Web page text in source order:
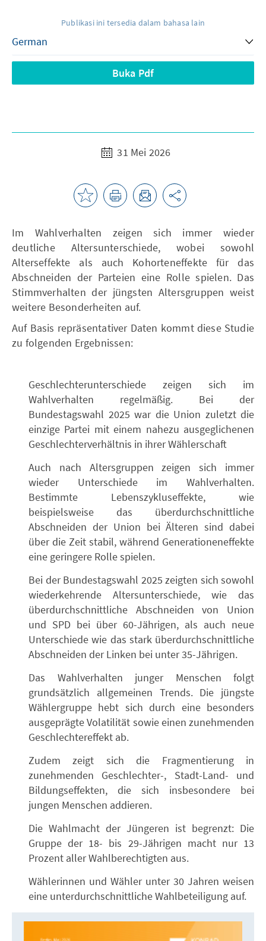
Publikasi ini tersedia dalam bahasa lain
Buka Pdf
31 Mei 2026
Im Wahlverhalten zeigen sich immer wieder
deutliche Altersunterschiede, wobei sowohl
Alterseffekte als auch Kohorteneffekte für das
Abschneiden der Parteien eine Rolle spielen. Das
Stimmverhalten der jüngsten Altersgruppen weist
weitere Besonderheiten auf.
Auf Basis repräsentativer Daten kommt diese Studie
zu folgenden Ergebnissen:
Geschlechterunterschiede zeigen sich im
Wahlverhalten regelmäßig. Bei der
Bundestagswahl 2025 war die Union zuletzt die
einzige Partei mit einem nahezu ausgeglichenen
Geschlechterverhältnis in ihrer Wählerschaft
Auch nach Altersgruppen zeigen sich immer
wieder Unterschiede im Wahlverhalten.
Bestimmte Lebenszykluseffekte, wie
beispielsweise das überdurchschnittliche
Abschneiden der Union bei Älteren sind dabei
über die Zeit stabil, während Generationeneffekte
eine geringere Rolle spielen.
Bei der Bundestagswahl 2025 zeigten sich sowohl
wiederkehrende Altersunterschiede, wie das
überdurchschnittliche Abschneiden von Union
und SPD bei über 60-Jährigen, als auch neue
Unterschiede wie das stark überdurchschnittliche
Abschneiden der Linken bei unter 35-Jährigen.
Das Wahlverhalten junger Menschen folgt
grundsätzlich allgemeinen Trends. Die jüngste
Wählergruppe hebt sich durch eine besonders
ausgeprägte Volatilität sowie einen zunehmenden
Geschlechtereffekt ab.
Zudem zeigt sich die Fragmentierung in
zunehmenden Geschlechter-, Stadt-Land- und
Bildungseffekten, die sich insbesondere bei
jungen Menschen addieren.
Die Wahlmacht der Jüngeren ist begrenzt: Die
Gruppe der 18- bis 29-Jährigen macht nur 13
Prozent aller Wahlberechtigten aus.
Wählerinnen und Wähler unter 30 Jahren weisen
eine unterdurchschnittliche Wahlbeteiligung auf.